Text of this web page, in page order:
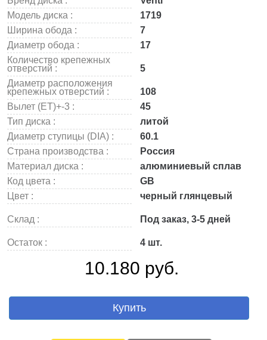
Модель диска :
1719
Ширина обода :
7
Диаметр обода :
17
Количество крепежных
отверстий :
5
Диаметр расположения
крепежных отверстий :
108
Вылет (ET)+-3 :
45
Тип диска :
литой
Диаметр ступицы (DIA) :
60.1
Страна производства :
Россия
Материал диска :
алюминиевый сплав
Код цвета :
GB
Цвет :
черный глянцевый
Склад : Под заказ, 3-5 дней
Остаток : 4 шт.
10.180 руб.
Купить